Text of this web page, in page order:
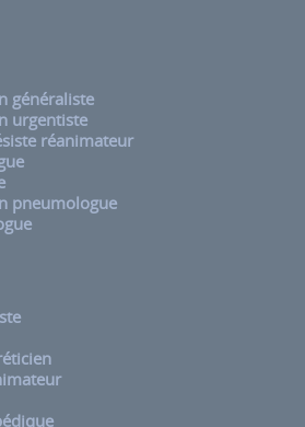
généraliste
urgentiste
réanimateur
pneumologue